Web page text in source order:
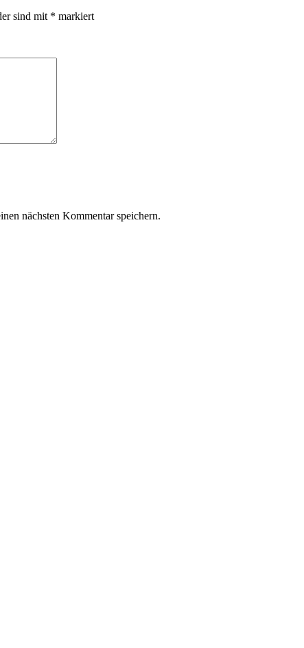
sind mit * markiert
nächsten Kommentar speichern.